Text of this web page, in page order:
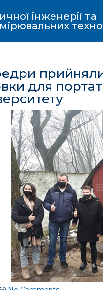
інженерії та
для